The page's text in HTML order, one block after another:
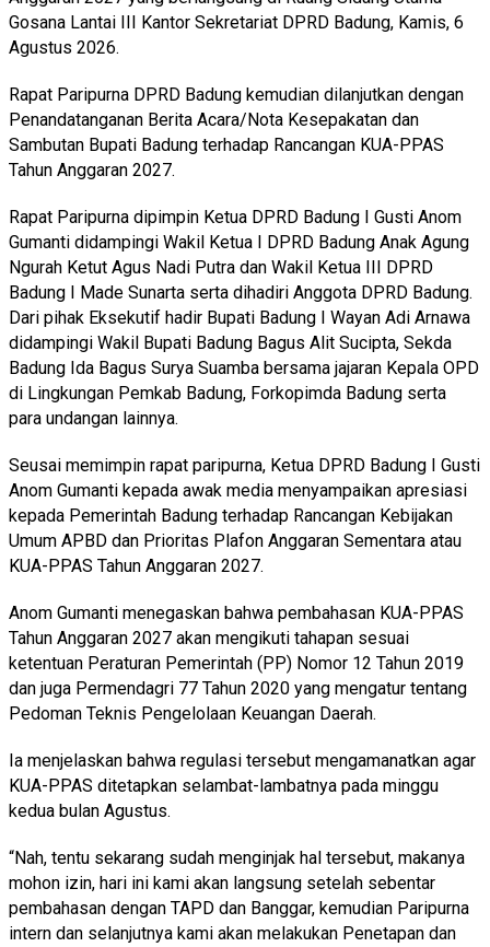
Gosana Lantai III Kantor Sekretariat DPRD Badung, Kamis, 6
Agustus 2026.
Rapat Paripurna DPRD Badung kemudian dilanjutkan dengan
Penandatanganan Berita Acara/Nota Kesepakatan dan
Sambutan Bupati Badung terhadap Rancangan KUA-PPAS
Tahun Anggaran 2027.
Rapat Paripurna dipimpin Ketua DPRD Badung I Gusti Anom
Gumanti didampingi Wakil Ketua I DPRD Badung Anak Agung
Ngurah Ketut Agus Nadi Putra dan Wakil Ketua III DPRD
Badung I Made Sunarta serta dihadiri Anggota DPRD Badung.
Dari pihak Eksekutif hadir Bupati Badung I Wayan Adi Arnawa
didampingi Wakil Bupati Badung Bagus Alit Sucipta, Sekda
Badung Ida Bagus Surya Suamba bersama jajaran Kepala OPD
di Lingkungan Pemkab Badung, Forkopimda Badung serta
para undangan lainnya.
Seusai memimpin rapat paripurna, Ketua DPRD Badung I Gusti
Anom Gumanti kepada awak media menyampaikan apresiasi
kepada Pemerintah Badung terhadap Rancangan Kebijakan
Umum APBD dan Prioritas Plafon Anggaran Sementara atau
KUA-PPAS Tahun Anggaran 2027.
Anom Gumanti menegaskan bahwa pembahasan KUA-PPAS
Tahun Anggaran 2027 akan mengikuti tahapan sesuai
ketentuan Peraturan Pemerintah (PP) Nomor 12 Tahun 2019
dan juga Permendagri 77 Tahun 2020 yang mengatur tentang
Pedoman Teknis Pengelolaan Keuangan Daerah.
Ia menjelaskan bahwa regulasi tersebut mengamanatkan agar
KUA-PPAS ditetapkan selambat-lambatnya pada minggu
kedua bulan Agustus.
“Nah, tentu sekarang sudah menginjak hal tersebut, makanya
mohon izin, hari ini kami akan langsung setelah sebentar
pembahasan dengan TAPD dan Banggar, kemudian Paripurna
intern dan selanjutnya kami akan melakukan Penetapan dan